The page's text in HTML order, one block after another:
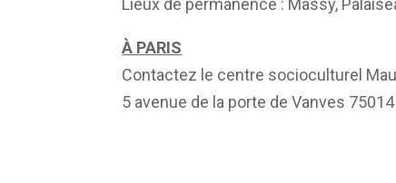
Lieux de permanence : Massy,
À PARIS
Contactez le centre socioculturel
5 avenue de la porte de Vanves